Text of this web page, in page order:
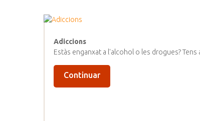
Adiccions
Estàs enganxat a l'alcohol o les drogues?
Continuar